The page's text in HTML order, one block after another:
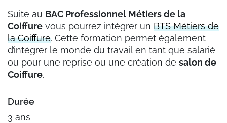
Suite au BAC Professionnel Métiers de la
Coiffure vous pourrez intégrer un BTS Métiers de
la Coiffure. Cette formation permet également
d’intégrer le monde du travail en tant que salarié
ou pour une reprise ou une création de salon de
Coiffure.
Durée
3 ans